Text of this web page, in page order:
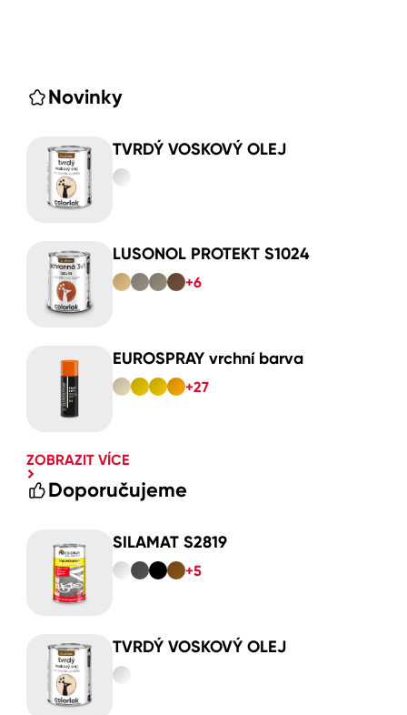
Novinky
TVRDÝ VOSKOVÝ OLEJ
LUSONOL PROTEKT S1024
+6
EUROSPRAY vrchní barva
+27
ZOBRAZIT VÍCE
Doporučujeme
SILAMAT S2819
+5
TVRDÝ VOSKOVÝ OLEJ